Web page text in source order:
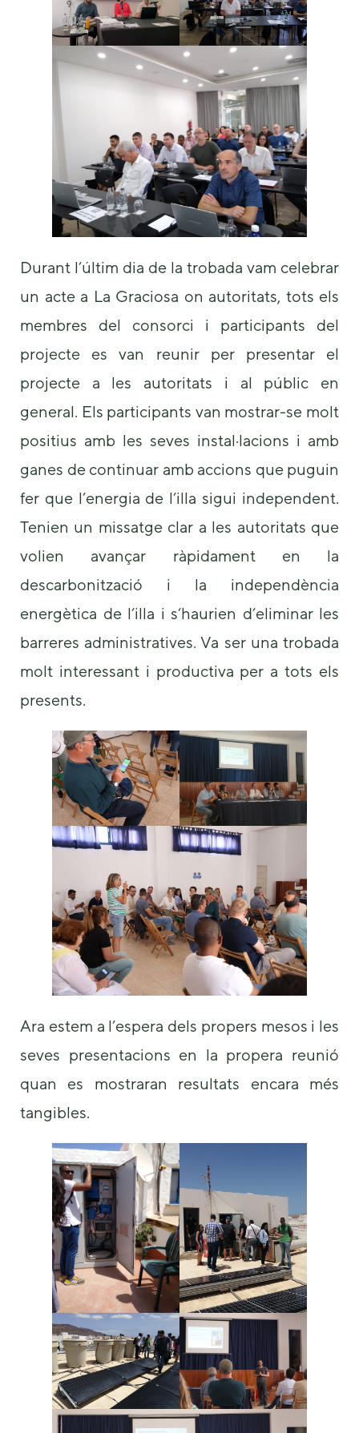
Durant l’últim dia de la trobada vam celebrar
un acte a La Graciosa on autoritats, tots els
membres del consorci i participants del
projecte es van reunir per presentar el
projecte a les autoritats i al públic en
general. Els participants van mostrar-se molt
positius amb les seves instal·lacions i amb
ganes de continuar amb accions que puguin
fer que l’energia de l’illa sigui independent.
Tenien un missatge clar a les autoritats que
volien avançar ràpidament en la
descarbonització i la independència
energètica de l’illa i s’haurien d’eliminar les
barreres administratives. Va ser una trobada
molt interessant i productiva per a tots els
presents.
Ara estem a l’espera dels propers mesos i les
seves presentacions en la propera reunió
quan es mostraran resultats encara més
tangibles.